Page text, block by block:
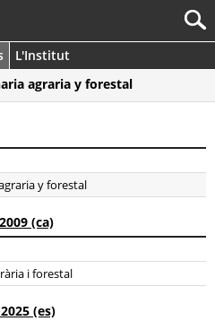
L'Institut
agraria y forestal
y forestal
(ca)
i forestal
(es)